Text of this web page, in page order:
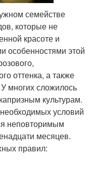
семействе
которые не
красоте и
особенностями этой
оттенка, а также
многих сложилось
культурам.
условий
неповторимым
месяцев.
правил: